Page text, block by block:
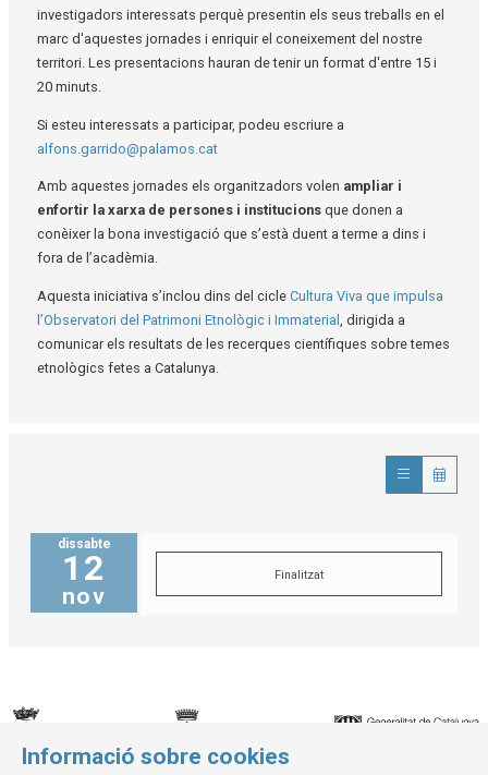
investigadors interessats perquè presentin els seus treballs en el
marc d'aquestes jornades i enriquir el coneixement del nostre
territori. Les presentacions hauran de tenir un format d'entre 15 i
20 minuts.
Si esteu interessats a participar, podeu escriure a
alfons.garrido@palamos.cat
Amb aquestes jornades els organitzadors volen ampliar i
enfortir la xarxa de persones i institucionsque donen a
conèixer la bona investigació que s’està duent a terme a dins i
fora de l’acadèmia.
Aquesta iniciativa s’inclou dins del cicle Cultura Viva que impulsa
l’Observatori del Patrimoni Etnològic i Immaterial , dirigida a
comunicar els resultats de les recerques científiques sobre temes
etnològics fetes a Catalunya.
dissabte
12
nov
Finalitzat
Informació sobre cookies